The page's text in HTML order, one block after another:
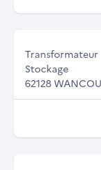
Transformateur
Stockage
62128